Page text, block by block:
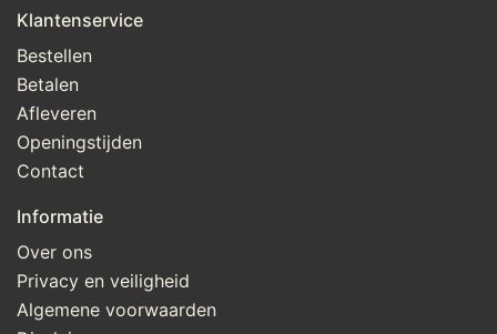
Klantenservice
Bestellen
Betalen
Afleveren
Openingstijden
Contact
Informatie
Over ons
Privacy en veiligheid
Algemene voorwaarden